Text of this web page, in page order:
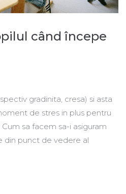
când începe
gradinita, cresa) si asta
de stres in plus pentru
sa facem sa-i asiguram
din punct de vedere al